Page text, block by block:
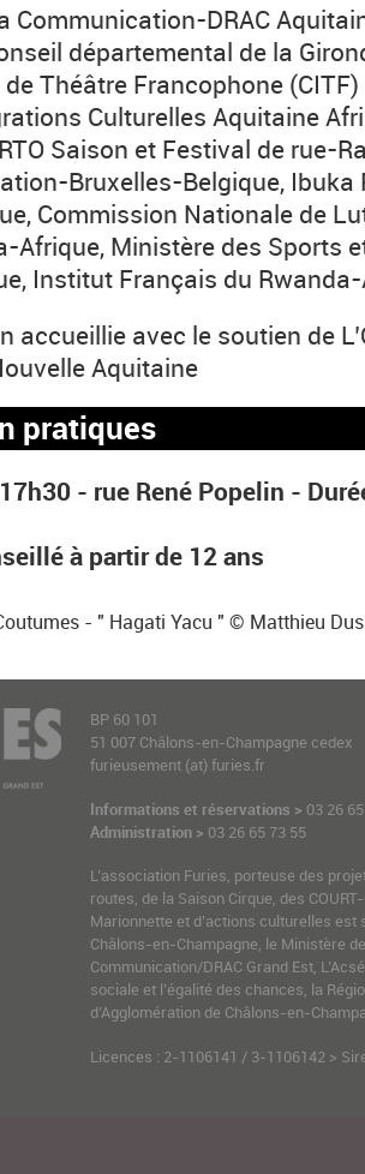
Communication-DRAC
départemental de la
Théâtre Francophone (CITF)
Culturelles Aquitaine
Saison et Festival de rue-
Bruxelles-Belgique,
Commission Nationale de
Afrique, Ministère des Sports
Institut Français du
accueillie avec le soutien de
Aquitaine
pratiques
- rue René Popelin -
à partir de 12 ans
- " Hagati Yacu " © Matthieu
BP 60 101
51 007 Châlons-en-Champagne cedex
furieusement (at) furies.fr
Informations et réservations > 03 26
Administration > 03 26 65 73 55
L’association Furies, porteuse des
routes, de la Saison Cirque, des
Marionnette et d’actions culturelles est
Châlons-en-Champagne, le Ministère
Communication/DRAC Grand Est,
sociale et l’égalité des chances, la
d’Agglomération de Châlons-en-
Licences : 2-1106141 / 3-1106142 >